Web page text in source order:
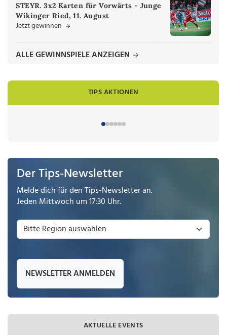
STEYR. 3x2 Karten für Vorwärts - Junge
Wikinger Ried, 11. August
Jetzt gewinnen
ALLE GEWINNSPIELE ANZEIGEN
TIPS AKTIONEN
Der Tips-Newsletter
Melde dich für den Tips-Newsletter an.
Jeden Mittwoch um 17:30 Uhr.
NEWSLETTER ANMELDEN
AKTUELLE EVENTS